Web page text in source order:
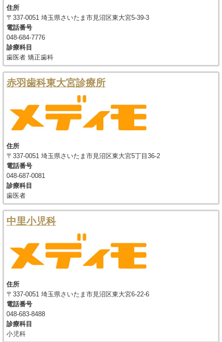
住所
〒337-0051 埼玉県さいたま市見沼区東大宮5-39-3
電話番号
048-684-7776
診療科目
歯医者 矯正歯科
赤羽歯科東大宮診療所
住所
〒337-0051 埼玉県さいたま市見沼区東大宮5丁目36-2
電話番号
048-687-0081
診療科目
歯医者
中里小児科
住所
〒337-0051 埼玉県さいたま市見沼区東大宮6-22-6
電話番号
048-683-8488
診療科目
小児科